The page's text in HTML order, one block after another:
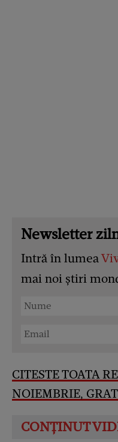
Newsletter
Intră în lumea
mai noi știri
CITESTE TOATA
NOIEMBRIE,